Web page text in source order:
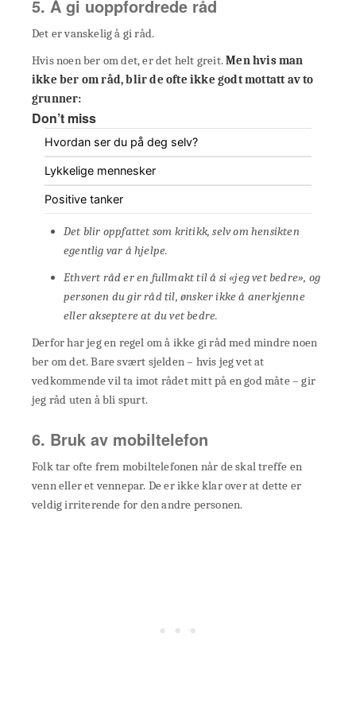
5. Å gi uoppfordrede råd
Det er vanskelig å gi råd.
Hvis noen ber om det, er det helt greit.Men hvis man
ikke ber om råd, blir de ofte ikke godt mottatt av to
grunner:
Don’t miss
Hvordan ser du på deg selv?
Lykkelige mennesker
Positive tanker
Det blir oppfattet som kritikk, selv om hensikten
egentlig var å hjelpe.
Ethvert råd er en fullmakt til å si «jeg vet bedre», og
personen du gir råd til, ønsker ikke å anerkjenne
eller akseptere at du vet bedre.
Derfor har jeg en regel om å ikke gi råd med mindre noen
ber om det. Bare svært sjelden – hvis jeg vet at
vedkommende vil ta imot rådet mitt på en god måte – gir
jeg råd uten å bli spurt.
6. Bruk av mobiltelefon
Folk tar ofte frem mobiltelefonen når de skal treffe en
venn eller et vennepar. De er ikke klar over at dette er
veldig irriterende for den andre personen.